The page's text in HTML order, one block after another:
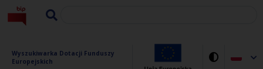
Wyszukiwarka Dotacji Funduszy
Europejskich